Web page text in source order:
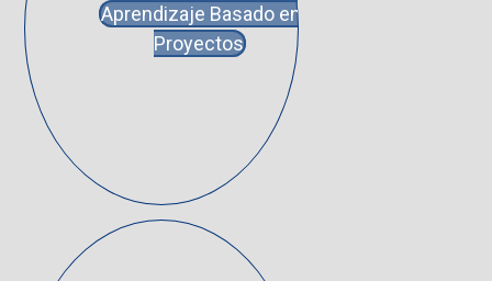
Aprendizaje Basado en
Proyectos